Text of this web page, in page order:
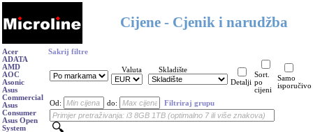
Cijene - Cjenik i narudžba
Acer
ADATA
AMD
AOC
Asonic
Asus
Commercial
Asus
Consumer
Asus Open
System
Sakrij filtre
Valuta
Skladište
Detalji
Sort.
po
cijeni
Samo
isporučivo
Od: do: Filtriraj grupu